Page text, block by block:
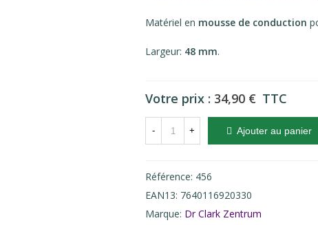
Matériel en mousse de conduction
Largeur: 48 mm.
Votre prix : 34,90 € TTC
- + Ajouter au panier
Référence: 456
EAN13: 7640116920330
Marque: Dr Clark Zentrum